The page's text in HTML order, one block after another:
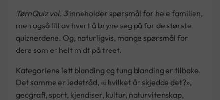
TørnQuiz vol. 3inneholder spørsmål for hele familien,
men også litt av hvert å bryne seg på for de største
quiznerdene. Og, naturligvis, mange spørsmål for
dere som er helt midt på treet.
Kategoriene lett blanding og tung blanding er tilbake.
Det samme er ledetråd, «i hvilket år skjedde det?»,
geografi, sport, kjendiser, kultur, naturvitenskap,